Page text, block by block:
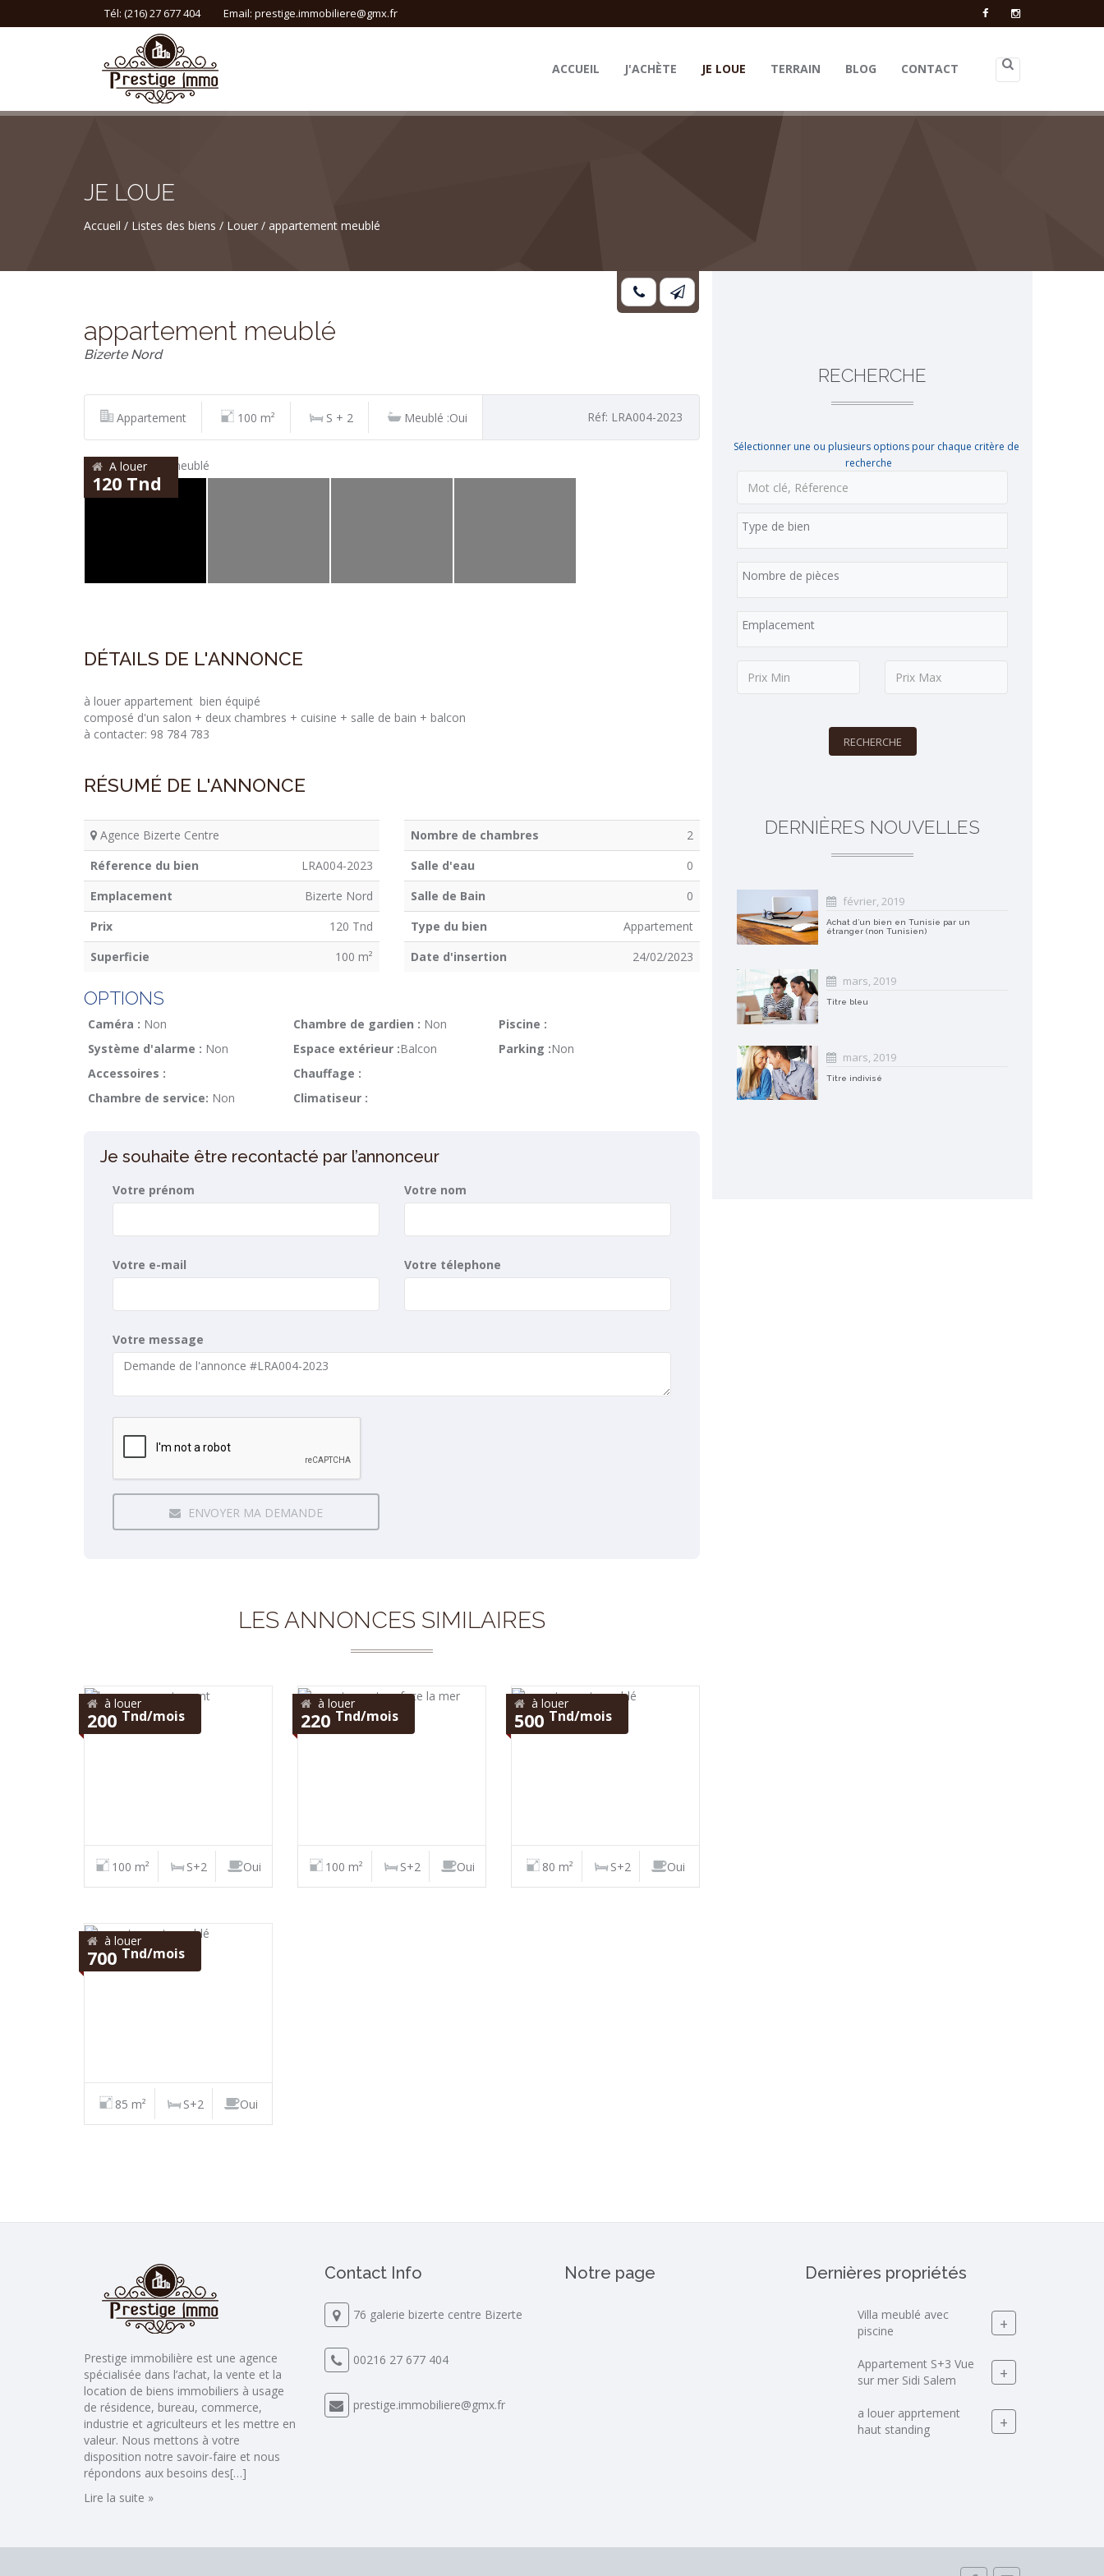
Tél: (216) 27 677 404 Email: prestige.immobiliere@gmx.fr
ACCUEIL J'ACHÈTE JE LOUE TERRAIN BLOG CONTACT
JE LOUE
Accueil Listes des biens Louer appartement meublé
appartement meublé
Bizerte Nord
Appartement 100 m² S + 2 Meublé :Oui Réf: LRA004-2023
A louer
120 Tnd
DÉTAILS DE L'ANNONCE
à louer appartement bien équipé
composé d'un salon + deux chambres + cuisine + salle de bain + balcon
à contacter: 98 784 783
RÉSUMÉ DE L'ANNONCE
Agence Bizerte Centre
Réference du bien
LRA004-2023
Emplacement
Bizerte Nord
Prix
120 Tnd
Superficie
100 m²
Nombre de chambres
2
Salle d'eau
0
Salle de Bain
0
Type du bien
Appartement
Date d'insertion
24/02/2023
OPTIONS
Caméra : Non
Système d'alarme : Non
Accessoires :
Chambre de service: Non
Chambre de gardien : Non
Espace extérieur :Balcon
Chauffage :
Climatiseur :
Piscine :
Parking :Non
Je souhaite être recontacté par l’annonceur
Votre prénom Votre nom
Votre e-mail Votre télephone
Votre message
ENVOYER MA DEMANDE
LES ANNONCES SIMILAIRES
à louer
200 Tnd/mois
100 m² S+2 Oui
à louer
220 Tnd/mois
100 m² S+2 Oui
à louer
500 Tnd/mois
80 m² S+2 Oui
à louer
700 Tnd/mois
85 m² S+2 Oui
RECHERCHE
Sélectionner une ou plusieurs options pour chaque critère de
recherche
RECHERCHE
DERNIÈRES NOUVELLES
février, 2019
Achat d’un bien en Tunisie par un
étranger (non Tunisien)
mars, 2019
Titre bleu
mars, 2019
Titre indivisé
Prestige immobilière est une agence
spécialisée dans l’achat, la vente et la
location de biens immobiliers à usage
de résidence, bureau, commerce,
industrie et agriculteurs et les mettre en
valeur. Nous mettons à votre
disposition notre savoir-faire et nous
répondons aux besoins des[…]
Lire la suite »
Contact Info
76 galerie bizerte centre Bizerte
00216 27 677 404
prestige.immobiliere@gmx.fr
Notre page Dernières propriétés
Villa meublé avec
piscine
+
Appartement S+3 Vue
sur mer Sidi Salem
+
a louer apprtement
haut standing
+